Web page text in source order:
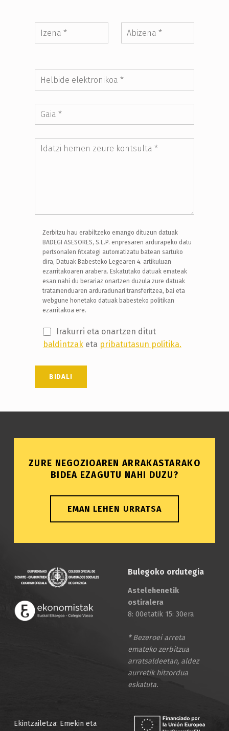
Zerbitzu hau erabiltzeko emango dituzun datuak
BADEGI ASESORES, S.L.P. enpresaren ardurapeko datu
pertsonalen fitxategi automatizatu batean sartuko
dira, Datuak Babesteko Legearen 4. artikuluan
ezarritakoaren arabera. Eskatutako datuak emateak
esan nahi du berariaz onartzen duzula zure datuak
tratamenduaren arduradunari transferitzea, bai eta
webgune honetako datuak babesteko politikan
ezarritakoa ere.
Irakurri eta onartzen ditut
baldintzaketa pribatutasun politika.
ZURE NEGOZIOAREN ARRAKASTARAKO
BIDEA EZAGUTU NAHI DUZU?
EMAN LEHEN URRATSA
Bulegoko ordutegia
Astelehenetik
ostiralera
8: 00etatik 15: 30era
* Bezeroei arreta
emateko zerbitzua
arratsaldeetan, aldez
aurretik hitzordua
eskatuta.
Ekintzailetza: Emekin eta